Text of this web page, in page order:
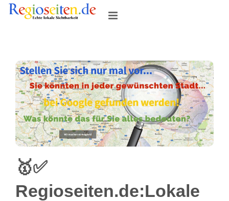
Skip
🥇✅
Regioseiten.de:Lokale